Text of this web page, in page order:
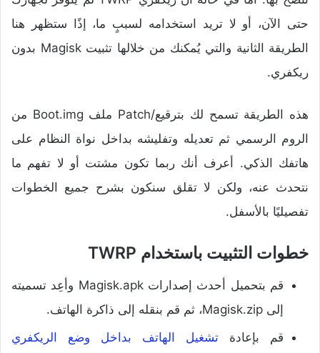
حتى الآن، أو لا تريد استخدامه لسببٍ ما، إذًا ستظهر هنا
الطريقة الثانية والتي يُمكنك من خلالها تثبيت Magisk بدون
ريكفري.
هذه الطريقة تسمح لك بترقيع/Patch ملف Boot.img من
الروم الرسمي ثم تعديله وتفليشه بداخل نواة النظام على
هاتفك الذكي. أعرف أنك ربما تكون مشتت أو لا تفهم ما
نتحدث عنه، ولكن لا تقلق سنكون بشرح جميع الخطوات
تفصيليًا بالأسفل.
خطوات التثبيت باستخدام TWRP
قم بتحميل أحدث إصدارات Magisk.apk وأعِد تسميته
إلى Magisk.zip، ثم قم بنقله إلى ذاكرة الهاتف.
قم بإعادة تشغيل الهاتف بداخل وضع الريكفري